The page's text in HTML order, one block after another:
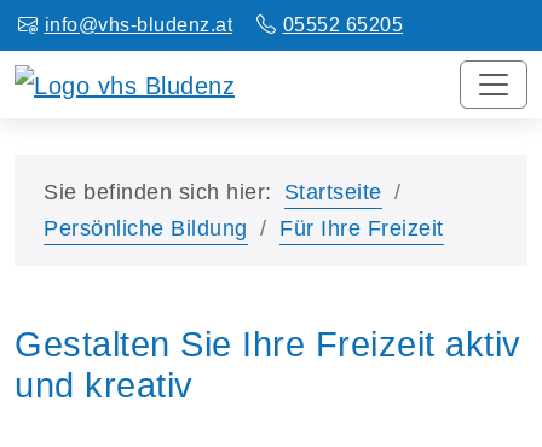
info@vhs-bludenz.at 05552 65205
Sie befinden sich hier:
Startseite
Persönliche Bildung
Für Ihre Freizeit
Gestalten Sie Ihre Freizeit aktiv
und kreativ